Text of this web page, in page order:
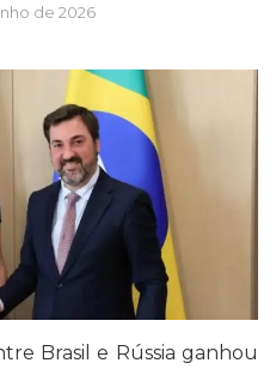
de 2026
Brasil e Rússia ganhou